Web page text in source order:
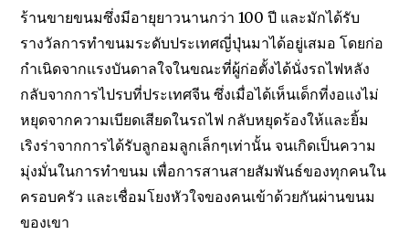
ร้านขายขนมซึ่งมีอายุยาวนานกว่า 100 ปี และมักได้รับ
รางวัลการทำขนมระดับประเทศญี่ปุ่นมาได้อยู่เสมอ โดยก่อ
กำเนิดจากแรงบันดาลใจในขณะที่ผู้ก่อตั้งได้นั่งรถไฟหลัง
กลับจากการไปรบที่ประเทศจีน ซึ่งเมื่อได้เห็นเด็กที่งอแงไม่
หยุดจากความเบียดเสียดในรถไฟ กลับหยุดร้องให้และยิ้ม
เริงร่าจากการได้รับลูกอมลูกเล็กๆเท่านั้น จนเกิดเป็นความ
มุ่งมั่นในการทำขนม เพื่อการสานสายสัมพันธ์ของทุกคนใน
ครอบครัว และเชื่อมโยงหัวใจของคนเข้าด้วยกันผ่านขนม
ของเขา